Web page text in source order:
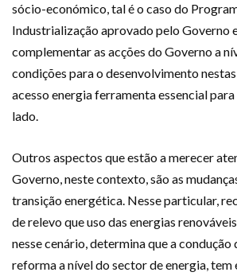
sócio-económico, tal é o caso do
Industrialização aprovado pelo Governo
complementar as acções do Governo a
condições para o desenvolvimento
acesso energia ferramenta essencial
lado.
Outros aspectos que estão a merecer
Governo, neste contexto, são as
transição energética. Nesse particular,
de relevo que uso das energias
nesse cenário, determina que a condução
reforma a nível do sector de energia, tem